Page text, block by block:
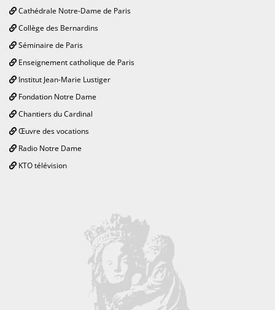
Cathédrale Notre-Dame de Paris
Collège des Bernardins
Séminaire de Paris
Enseignement catholique de Paris
Institut Jean-Marie Lustiger
Fondation Notre Dame
Chantiers du Cardinal
Œuvre des vocations
Radio Notre Dame
KTO télévision